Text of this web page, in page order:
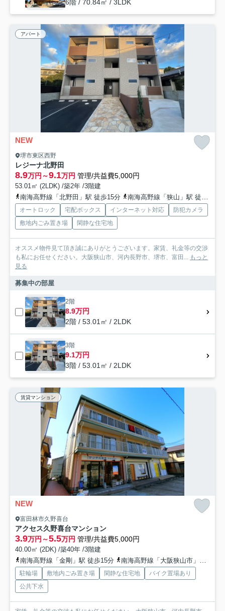
6階 / 70.84㎡ / 3LDK
アパート
NEW
堺市東区西野
レジーナ北野田
8.9万円～9.1万円 管理/共益費5,000円
53.01㎡ (2LDK) /築2年 /3階建
南海高野線「北野田」駅 徒歩15分
南海高野線「狭山」駅 徒歩23分
オートロック 宅配ボックス インターネット対応
防犯カメラ
敷地内ごみ置き場
閑静な住宅地
オススメ物件見て頂き誠にありがとうございます。家賃、礼金等の交渉
も私にお任せください。大阪狭山市、河内長野市、堺市、富田... もっと
見る
募集中の部屋
2階
8.9万円
2階 / 53.01㎡ / 2LDK
3階
9.1万円
3階 / 53.01㎡ / 2LDK
賃貸マンション
NEW
富田林市久野喜台
アクセス久野喜台マンション
3.9万円～5.5万円 管理/共益費5,000円
40.00㎡ (2DK) /築40年 /3階建
南海高野線「金剛」駅 徒歩15分
南海高野線「大阪狭山市」駅 徒歩14分
駐輪場 敷地内ごみ置き場 閑静な住宅地
バイク置場あり
公共下水